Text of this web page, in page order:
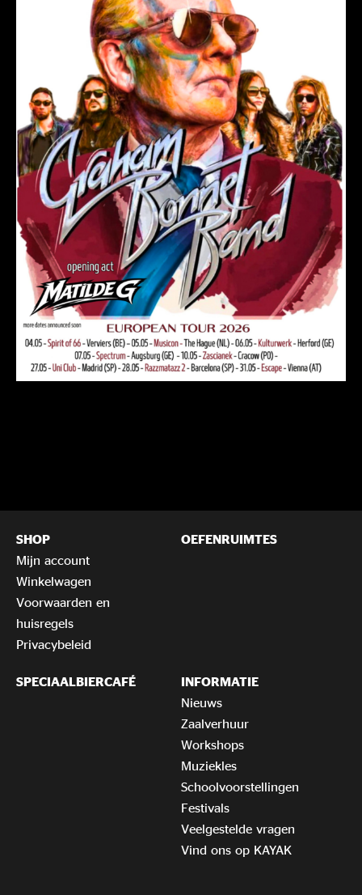
SHOP
Mijn account
Winkelwagen
Voorwaarden en
huisregels
Privacybeleid
OEFENRUIMTES
SPECIAALBIERCAFÉ
INFORMATIE
Nieuws
Zaalverhuur
Workshops
Muziekles
Schoolvoorstellingen
Festivals
Veelgestelde vragen
Vind ons op KAYAK